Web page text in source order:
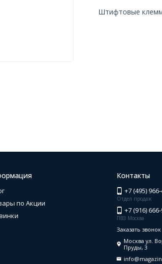
Штифтовые
по Акции
Контакты
+7 (495)
Отдел продаж
+7 (916)
ПВЗ Москва
Заказать звонок
Москва ул.
Пруды, 3